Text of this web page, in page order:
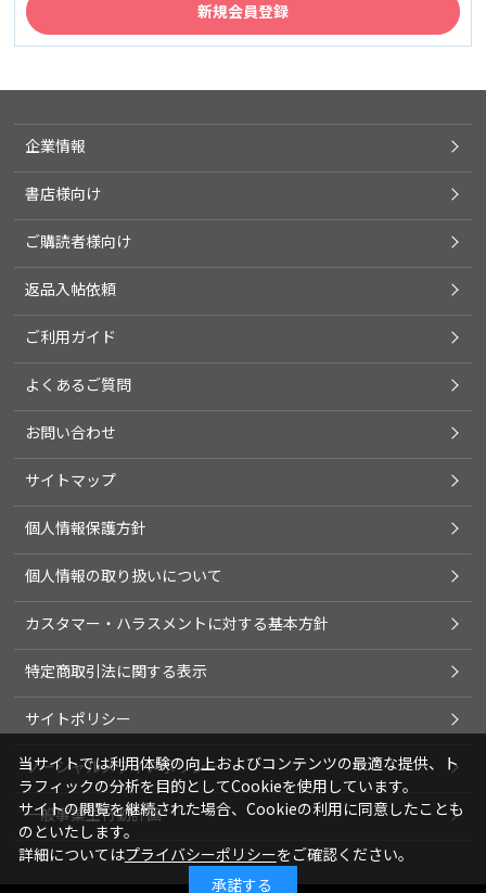
企業情報
書店様向け
ご購読者様向け
返品入帖依頼
ご利用ガイド
よくあるご質問
お問い合わせ
サイトマップ
個人情報保護方針
個人情報の取り扱いについて
カスタマー・ハラスメントに対する基本方針
特定商取引法に関する表示
サイトポリシー
ソーシャルメディアポリシー
一般事業主行動計画
当サイトでは利用体験の向上およびコンテンツの最適な提供、ト
ラフィックの分析を目的としてCookieを使用しています。
サイトの閲覧を継続された場合、Cookieの利用に同意したことも
のといたします。
詳細についてはプライバシーポリシーをご確認ください。
承諾する